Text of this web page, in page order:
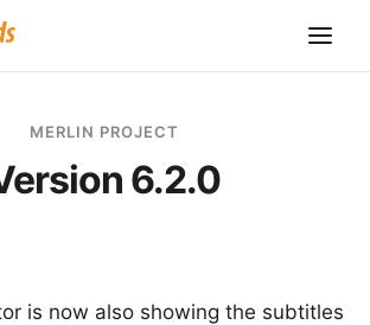
MERLIN PROJECT
6.2.0
is now also showing the subtitles